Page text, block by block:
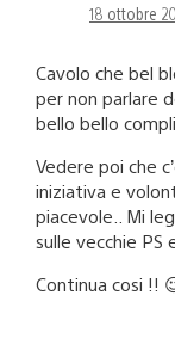
18 ottobre
Cavolo che bel
per non parlare
bello bello
Vedere poi che
iniziativa e
piacevole.. Mi
sulle vecchie PS
Continua cosi !!